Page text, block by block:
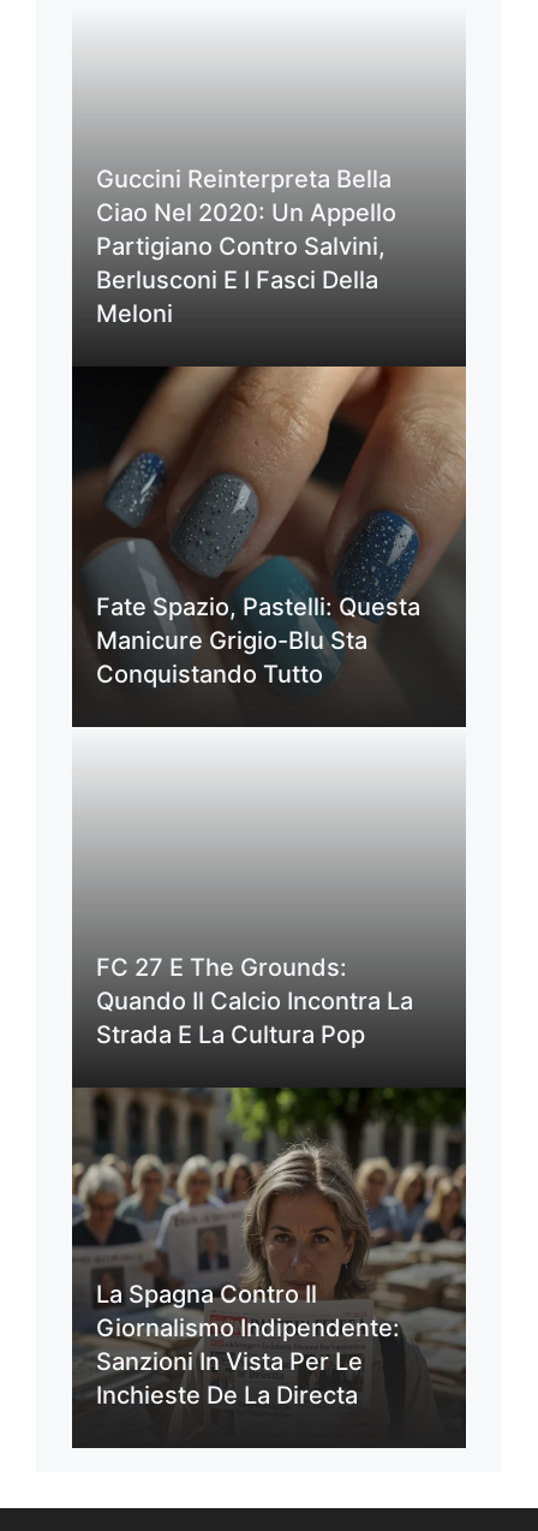
Guccini Reinterpreta Bella
Ciao Nel 2020: Un Appello
Partigiano Contro Salvini,
Berlusconi E I Fasci Della
Meloni
Fate Spazio, Pastelli: Questa
Manicure Grigio-Blu Sta
Conquistando Tutto
FC 27 E The Grounds:
Quando Il Calcio Incontra La
Strada E La Cultura Pop
La Spagna Contro Il
Giornalismo Indipendente:
Sanzioni In Vista Per Le
Inchieste De La Directa